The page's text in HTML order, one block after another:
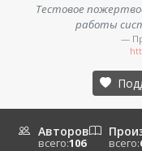
Тестовое
работы
—
Авторов
всего:106 всего: